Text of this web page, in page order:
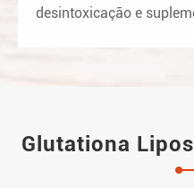
desintoxicação e
Glutationa